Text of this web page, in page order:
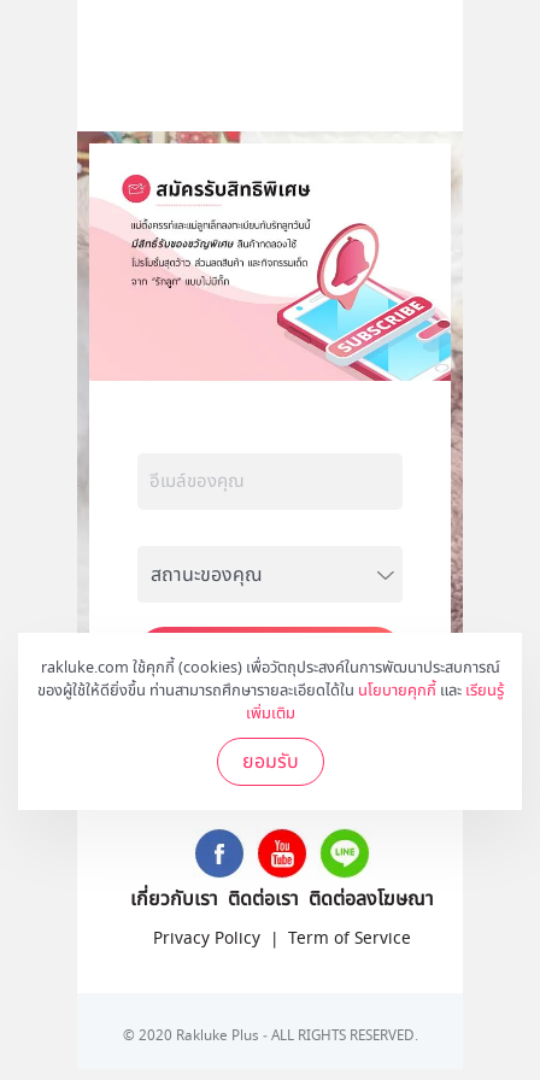
rakluke.com ใช้คุกกี้ (cookies) เพื่อวัตถุประสงค์ในการพัฒนาประสบการณ์
ของผู้ใช้ให้ดียิ่งขึ้น ท่านสามารถศึกษารายละเอียดได้ใน นโยบายคุกกี้ และ เรียนรู้
เพิ่มเติม
ยอมรับ
สมัคร
ติดตามเราได้ที่
เกี่ยวกับเรา ติดต่อเรา ติดต่อลงโฆษณา
Privacy Policy | Term of Service
© 2020 Rakluke Plus - ALL RIGHTS RESERVED.